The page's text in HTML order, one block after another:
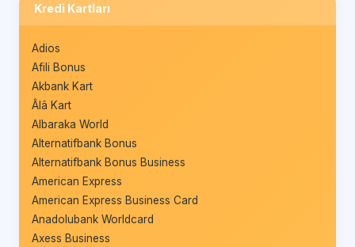
Kredi Kartları
Adios
Afili Bonus
Akbank Kart
Âlâ Kart
Albaraka World
Alternatifbank Bonus
Alternatifbank Bonus Business
American Express
American Express Business Card
Anadolubank Worldcard
Axess Business